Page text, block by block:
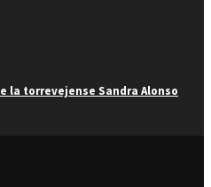
la torrevejense Sandra Alonso